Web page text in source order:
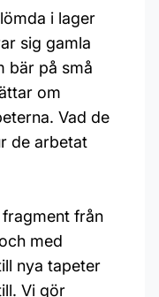
i lager
sig gamla
bär på små
om
Vad de
de arbetat
från
med
nya tapeter
Vi gör